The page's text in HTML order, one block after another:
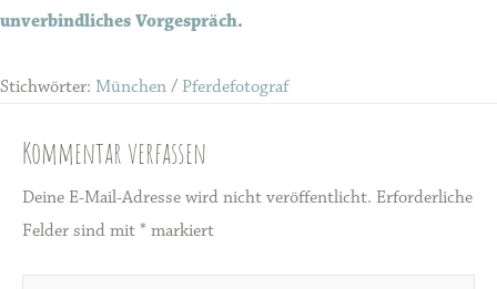
unverbindliches Vorgespräch.
Stichwörter: München / Pferdefotograf
Kommentar verfassen
Deine E-Mail-Adresse wird nicht veröffentlicht. Erforderliche
Felder sind mit * markiert